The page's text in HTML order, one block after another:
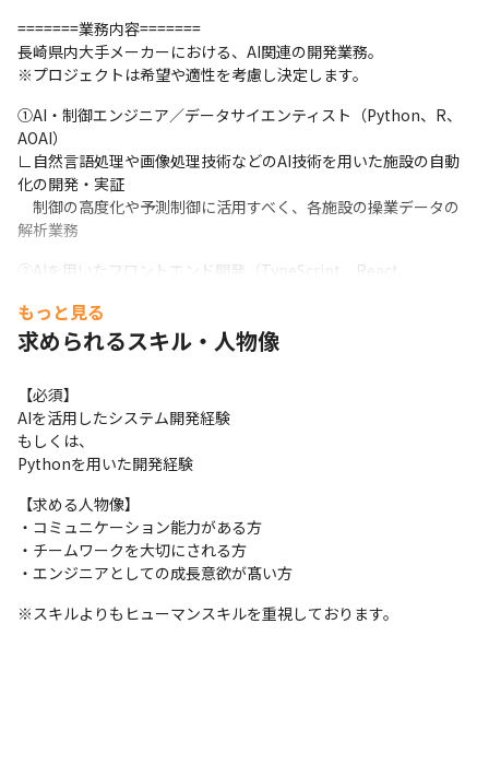
=======業務内容=======
長崎県内大手メーカーにおける、AI関連の開発業務。
※プロジェクトは希望や適性を考慮し決定します。
①AI・制御エンジニア／データサイエンティスト（Python、R、
AOAI）
∟自然言語処理や画像処理技術などのAI技術を用いた施設の自動
化の開発・実証
制御の高度化や予測制御に活用すべく、各施設の操業データの
解析業務
②AIを用いたフロントエンド開発（TypeScript、React、
∟ChatGPTやClaudeを活用した製造業向けのAIシステムの画面開
発
◎コアメンバーとして参画できる
…まだ小規模だからこそ組織・文化づくりに直接携われます。
◎拠点の成長＝自身の成長を実感できる
…自身のポジションが確立しやすく、早期からリーダー就任も
可能です。
◎社員同士の距離の近さ
…意見を出しやすく、また成果がダイレクトに評価されやすい
環境です。
=======当社の特徴=======
◎AR/VR、メタバース、AIなど最先端分野が強み
もっと見る
求められるスキル・人物像
【必須】
AIを活用したシステム開発経験
もしくは、
Pythonを用いた開発経験
【求める人物像】
・コミュニケーション能力がある方
・チームワークを大切にされる方
・エンジニアとしての成長意欲が髙い方
※スキルよりもヒューマンスキルを重視しております。